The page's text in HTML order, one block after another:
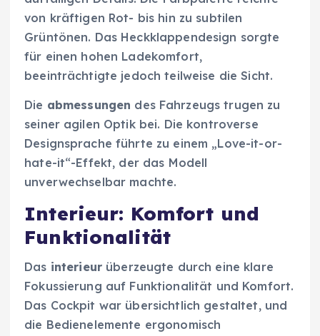
von kräftigen Rot- bis hin zu subtilen
Grüntönen. Das Heckklappendesign sorgte
für einen hohen Ladekomfort,
beeinträchtigte jedoch teilweise die Sicht.
Die abmessungen des Fahrzeugs trugen zu
seiner agilen Optik bei. Die kontroverse
Designsprache führte zu einem „Love-it-or-
hate-it“-Effekt, der das Modell
unverwechselbar machte.
Interieur: Komfort und
Funktionalität
Das interieurüberzeugte durch eine klare
Fokussierung auf Funktionalität und Komfort.
Das Cockpit war übersichtlich gestaltet, und
die Bedienelemente ergonomisch